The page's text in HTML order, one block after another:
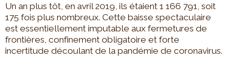
Un an plus tôt, en avril 2019, ils étaient 1 166 791, soit
175 fois plus nombreux. Cette baisse spectaculaire
est essentiellement imputable aux fermetures de
frontières, confinement obligatoire et forte
incertitude découlant de la pandémie de coronavirus.